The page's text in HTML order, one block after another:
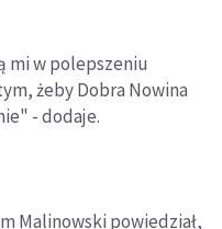
mi w polepszeniu
żeby Dobra Nowina
- dodaje.
Malinowski powiedział,